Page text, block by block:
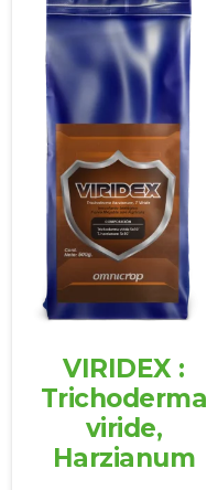
VIRIDEX :
Trichoderma
viride,
Harzianum